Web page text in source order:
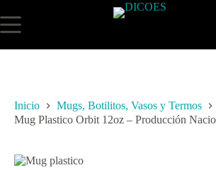
Inicio
Mugs, Botilitos, Vasos y Termos
Mug Plastico Orbit 12oz – Producción